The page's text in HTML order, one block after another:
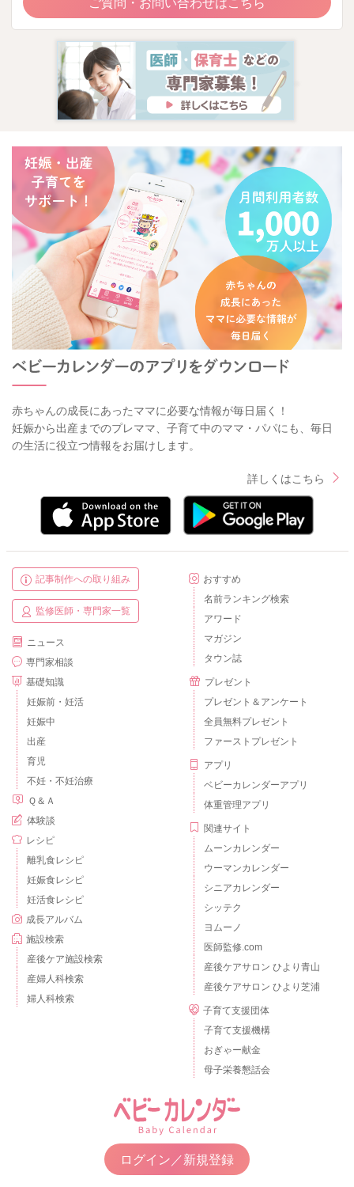
赤ちゃんの成長にあったママに必要な情報が毎日届く！
妊娠から出産までのプレママ、子育て中のママ・パパにも、毎日
の生活に役立つ情報をお届けします。
詳しくはこちら
記事制作への取り組み
監修医師・専門家一覧
ニュース
専門家相談
基礎知識
妊娠前・妊活
妊娠中
出産
育児
不妊・不妊治療
Ｑ＆Ａ
体験談
レシピ
離乳食レシピ
妊娠食レシピ
妊活食レシピ
成長アルバム
施設検索
産後ケア施設検索
産婦人科検索
婦人科検索
おすすめ
名前ランキング検索
アワード
マガジン
タウン誌
プレゼント
プレゼント＆アンケート
全員無料プレゼント
ファーストプレゼント
アプリ
ベビーカレンダーアプリ
体重管理アプリ
関連サイト
ムーンカレンダー
ウーマンカレンダー
シニアカレンダー
シッテク
ヨムーノ
医師監修.com
産後ケアサロン ひより青山
産後ケアサロン ひより芝浦
子育て支援団体
子育て支援機構
おぎゃー献金
母子栄養懇話会
ログイン／新規登録